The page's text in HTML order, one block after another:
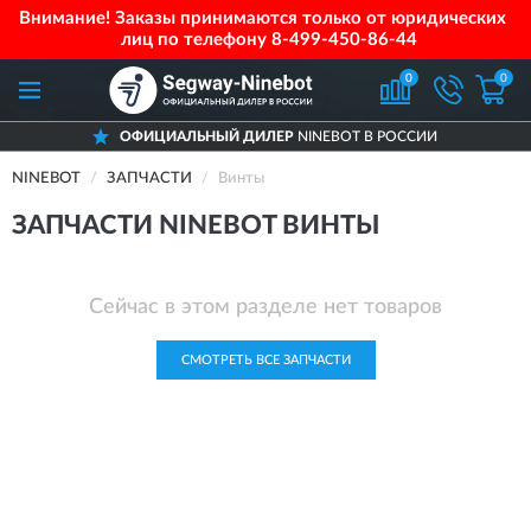
Внимание! Заказы принимаются только от юридических
лиц по телефону 8-499-450-86-44
0 0
ОФИЦИАЛЬНЫЙ ДИЛЕРNINEBOT В РОССИИ
NINEBOT ЗАПЧАСТИ Винты
ЗАПЧАСТИ NINEBOT ВИНТЫ
Сейчас в этом разделе нет товаров
СМОТРЕТЬ ВСЕ ЗАПЧАСТИ